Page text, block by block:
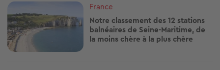
Image
France
Notre classement des 12 stations
balnéaires de Seine-Maritime, de
la moins chère à la plus chère